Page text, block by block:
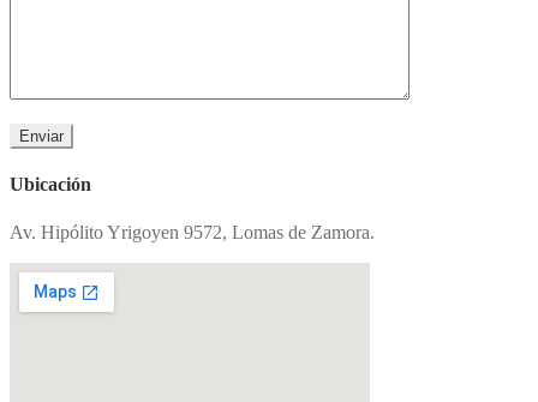
Ubicación
Av. Hipólito Yrigoyen 9572, Lomas de Zamora.